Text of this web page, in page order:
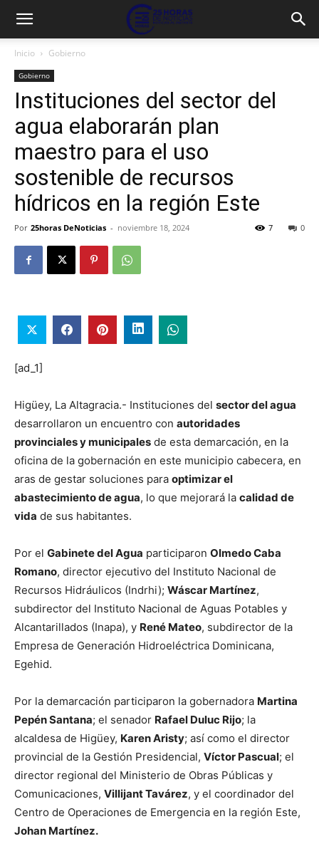
Inicio Gobierno
Gobierno
Instituciones del sector del
agua elaborarán plan
maestro para el uso
sostenible de recursos
hídricos en la región Este
Por 25horas DeNoticias - noviembre 18, 2024 0
7
[ad_1]
Higüey, La Altagracia.- Instituciones del sector del agua
desarrollaron un encuentro con autoridades
provinciales y municipales de esta demarcación, en la
oficina de la gobernación en este municipio cabecera, en
aras de gestar soluciones para optimizar el
abastecimiento de agua, lo que mejorará la calidad de
vida de sus habitantes.
Por el Gabinete del Agua participaron Olmedo Caba
Romano, director ejecutivo del Instituto Nacional de
Recursos Hidráulicos (Indrhi); Wáscar Martínez,
subdirector del Instituto Nacional de Aguas Potables y
Alcantarillados (Inapa), y René Mateo, subdirector de la
Empresa de Generación Hidroeléctrica Dominicana,
Egehid.
Por la demarcación participaron la gobernadora Martina
Pepén Santana; el senador Rafael Duluc Rijo; la
alcaldesa de Higüey, Karen Aristy; así como el director
provincial de la Gestión Presidencial, Víctor Pascual; el
director regional del Ministerio de Obras Públicas y
Comunicaciones, Villijant Tavárez, y el coordinador del
Centro de Operaciones de Emergencia en la región Este,
Johan Martínez.